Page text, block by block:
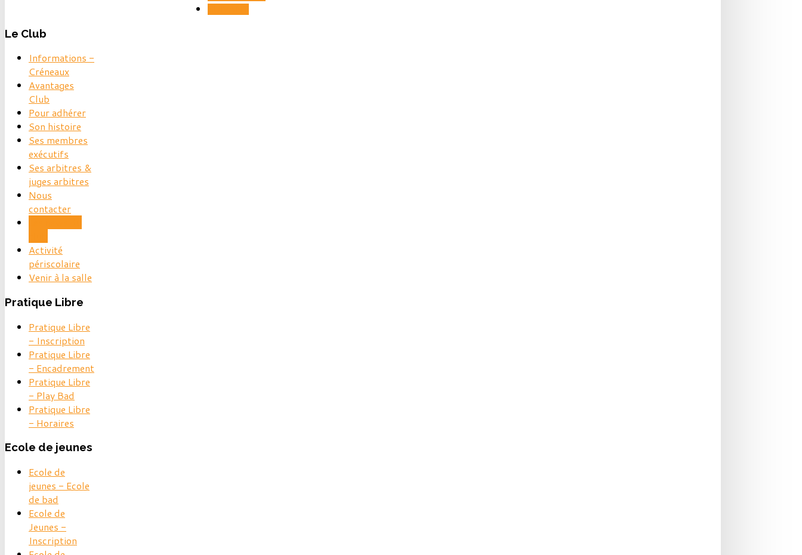
Le Club
Informations -
Créneaux
Avantages
Club
Pour adhérer
Son histoire
Ses membres
exécutifs
Ses arbitres &
juges arbitres
Nous
contacter
Activité
périscolaire
Venir à la salle
Pratique Libre
Pratique Libre
- Inscription
Pratique Libre
- Encadrement
Pratique Libre
- Play Bad
Pratique Libre
- Horaires
Ecole de jeunes
Ecole de
jeunes - Ecole
de bad
Ecole de
Jeunes -
Inscription